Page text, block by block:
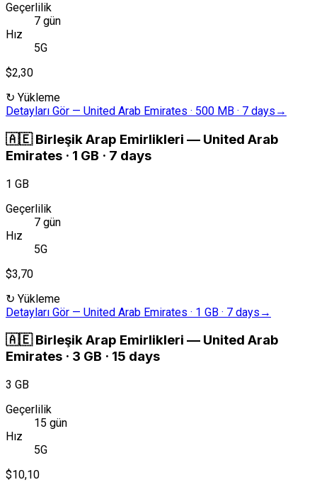
Geçerlilik
7 gün
Hız
5G
$2,30
↻ Yükleme
Detayları Gör — United Arab Emirates · 500 MB · 7 days →
🇦🇪 Birleşik Arap Emirlikleri — United Arab
Emirates · 1 GB · 7 days
1 GB
Geçerlilik
7 gün
Hız
5G
$3,70
↻ Yükleme
Detayları Gör — United Arab Emirates · 1 GB · 7 days →
🇦🇪 Birleşik Arap Emirlikleri — United Arab
Emirates · 3 GB · 15 days
3 GB
Geçerlilik
15 gün
Hız
5G
$10,10